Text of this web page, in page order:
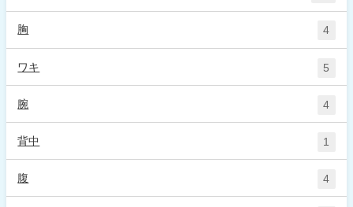
胸 4
ワキ 5
腕 4
背中 1
腹 4